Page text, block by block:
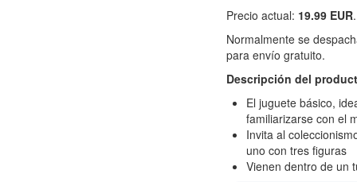
Precio actual: 19.99 EUR.
Normalmente se
para envío gratuito.
Descripción del
El juguete básico,
familiarizarse con el
Invita al
uno con tres figuras
Vienen dentro de un